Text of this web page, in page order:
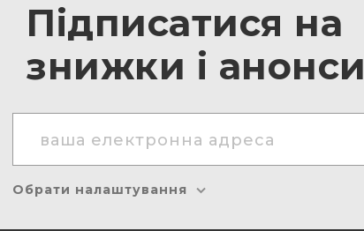
Підписатися на
знижки і анонси
Обрати налаштування